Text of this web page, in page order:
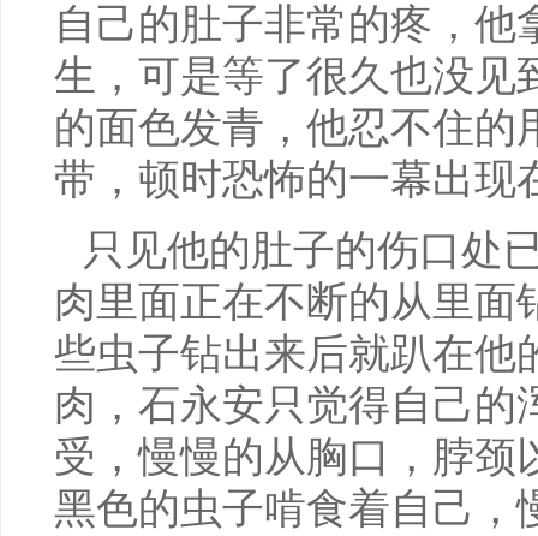
自己的肚子非常的疼，
生，可是等了很久也没见
的面色发青，他忍不住的
带，顿时恐怖的一幕出现
只见他的肚子的伤口处
肉里面正在不断的从里面
些虫子钻出来后就趴在他
肉，石永安只觉得自己的
受，慢慢的从胸口，脖颈
黑色的虫子啃食着自己，